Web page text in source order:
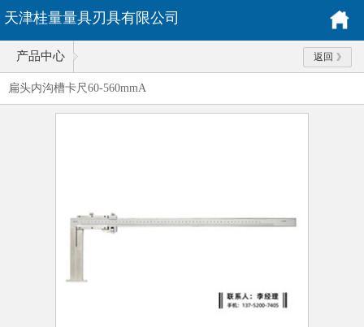
天津桂量量具刃具有限公司
产品中心 返回
扁头内沟槽卡尺60-560mmA